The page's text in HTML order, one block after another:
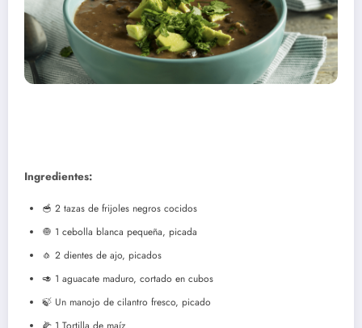
Ingredientes:
🥣 2 tazas de frijoles negros cocidos
🧅 1 cebolla blanca pequeña, picada
🧄 2 dientes de ajo, picados
🥑 1 aguacate maduro, cortado en cubos
🍃 Un manojo de cilantro fresco, picado